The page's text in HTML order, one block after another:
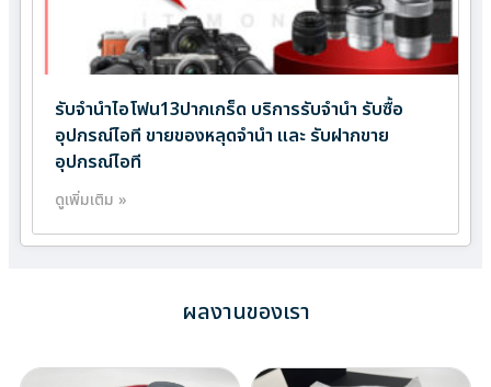
รับจำนำไอโฟน13ปากเกร็ด บริการรับจำนำ รับซื้อ
อุปกรณ์ไอที ขายของหลุดจำนำ และ รับฝากขาย
อุปกรณ์ไอที
ดูเพิ่มเติม »
ผลงานของเรา